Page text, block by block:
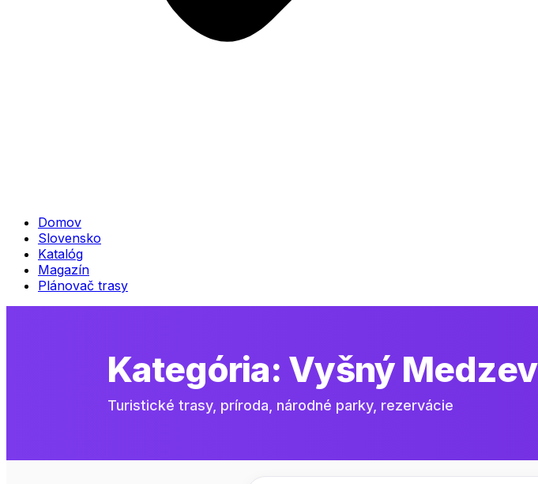
Domov
Slovensko
Katalóg
Magazín
Plánovač trasy
Kategória: Vyšný Medzev
Turistické trasy, príroda, národné parky, rezervácie